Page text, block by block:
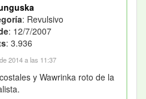
: Revulsivo
: 12/7/2007
: 3.936
2014 a las 11:37
y Wawrinka roto de la